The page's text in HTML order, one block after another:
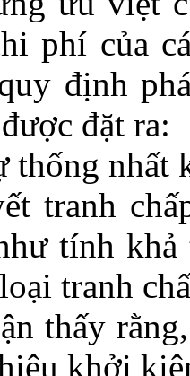
phí của
định
đặt ra:
thống nhất
tranh
tính
tranh
thấy
khởi